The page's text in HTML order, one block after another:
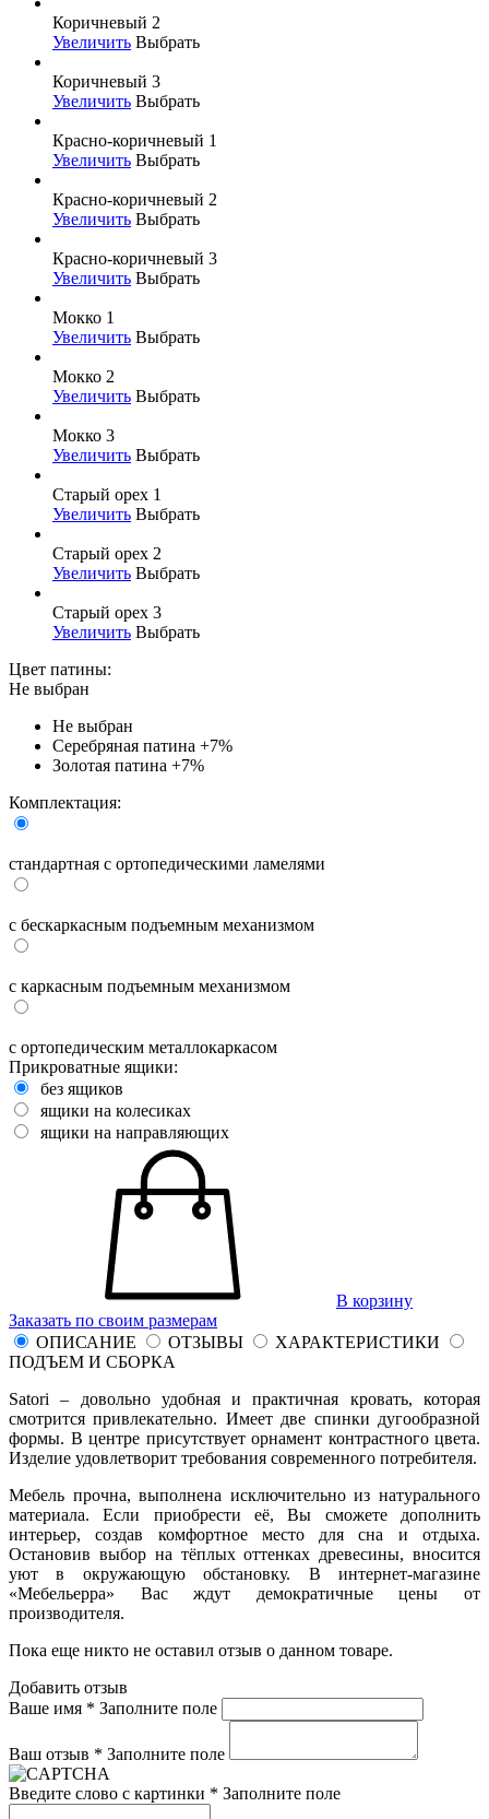
Коричневый 2
Увеличить Выбрать
Коричневый 3
Увеличить Выбрать
Красно-коричневый 1
Увеличить Выбрать
Красно-коричневый 2
Увеличить Выбрать
Красно-коричневый 3
Увеличить Выбрать
Мокко 1
Увеличить Выбрать
Мокко 2
Увеличить Выбрать
Мокко 3
Увеличить Выбрать
Старый орех 1
Увеличить Выбрать
Старый орех 2
Увеличить Выбрать
Старый орех 3
Увеличить Выбрать
Цвет патины:
Не выбран
Не выбран
Серебряная патина +7%
Золотая патина +7%
Комплектация:
стандартная с ортопедическими ламелями
с бескаркасным подъемным механизмом
с каркасным подъемным механизмом
с ортопедическим металлокаркасом
Прикроватные ящики:
без ящиков
ящики на колесиках
ящики на направляющих
В корзину
Заказать по своим размерам
ОПИСАНИЕ
ОТЗЫВЫ
ХАРАКТЕРИСТИКИ
ПОДЪЕМ И СБОРКА
Satori – довольно удобная и практичная кровать, которая
смотрится привлекательно. Имеет две спинки дугообразной
формы. В центре присутствует орнамент контрастного цвета.
Изделие удовлетворит требования современного потребителя.
Мебель прочна, выполнена исключительно из натурального
материала. Если приобрести её, Вы сможете дополнить
интерьер, создав комфортное место для сна и отдыха.
Остановив выбор на тёплых оттенках древесины, вносится
уют в окружающую обстановку. В интернет-магазине
«Мебельерра» Вас ждут демократичные цены от
производителя.
Пока еще никто не оставил отзыв о данном товаре.
Добавить отзыв
Ваше имя * Заполните поле
Ваш отзыв * Заполните поле
Введите слово с картинки * Заполните поле